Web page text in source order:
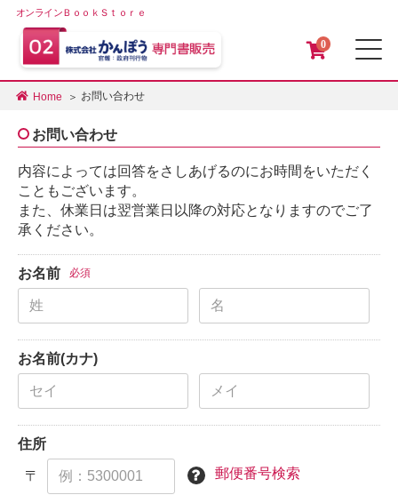
オンラインＢｏｏｋＳｔｏｒｅ
0
Home お問い合わせ
お問い合わせ
内容によっては回答をさしあげるのにお時間をいただく
こともございます。
また、休業日は翌営業日以降の対応となりますのでご了
承ください。
お名前 必須
お名前(カナ)
住所
〒 郵便番号検索